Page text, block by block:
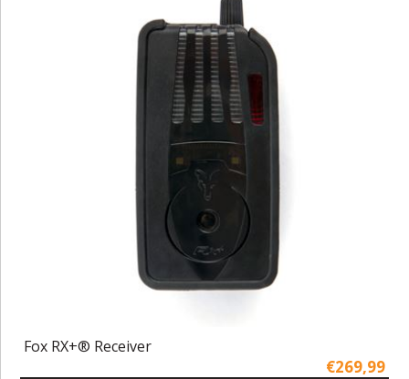
Fox RX+® Receiver
€269,99